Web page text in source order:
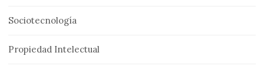
Sociotecnología
Propiedad Intelectual